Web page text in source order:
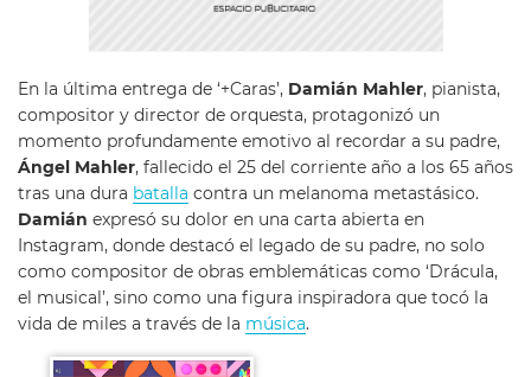
En la última entrega de ‘+Caras’, Damián Mahler, pianista,
compositor y director de orquesta, protagonizó un
momento profundamente emotivo al recordar a su padre,
Ángel Mahler, fallecido el 25 del corriente año a los 65 años
tras una dura batalla contra un melanoma metastásico.
Damián expresó su dolor en una carta abierta en
Instagram, donde destacó el legado de su padre, no solo
como compositor de obras emblemáticas como ‘Drácula,
el musical’, sino como una figura inspiradora que tocó la
vida de miles a través de la música.